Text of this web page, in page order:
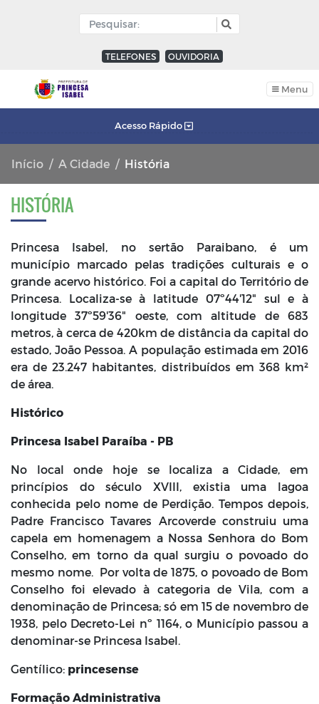
TELEFONES OUVIDORIA
Menu
Acesso Rápido
Início A Cidade História
HISTÓRIA
Princesa Isabel, no sertão Paraibano, é um
município marcado pelas tradições culturais e o
grande acervo histórico. Foi a capital do Território de
Princesa. Localiza-se à latitude 07º44'12" sul e à
longitude 37º59'36" oeste, com altitude de 683
metros, à cerca de 420km de distância da capital do
estado, João Pessoa. A população estimada em 2016
era de 23.247 habitantes, distribuídos em 368 km²
de área.
Histórico
Princesa Isabel Paraíba - PB
No local onde hoje se localiza a Cidade, em
princípios do século XVIII, existia uma lagoa
conhecida pelo nome de Perdição. Tempos depois,
Padre Francisco Tavares Arcoverde construiu uma
capela em homenagem a Nossa Senhora do Bom
Conselho, em torno da qual surgiu o povoado do
mesmo nome. Por volta de 1875, o povoado de Bom
Conselho foi elevado à categoria de Vila, com a
denominação de Princesa; só em 15 de novembro de
1938, pelo Decreto-Lei nº 1164, o Município passou a
denominar-se Princesa Isabel.
Gentílico: princesense
Formação Administrativa